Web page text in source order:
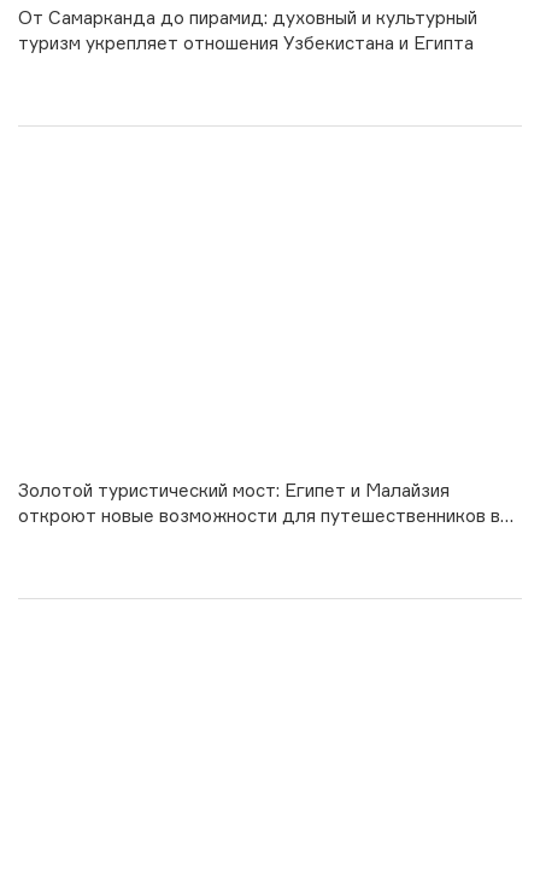
От Самарканда до пирамид: духовный и культурный
туризм укрепляет отношения Узбекистана и Египта
Золотой туристический мост: Египет и Малайзия
откроют новые возможности для путешественников в